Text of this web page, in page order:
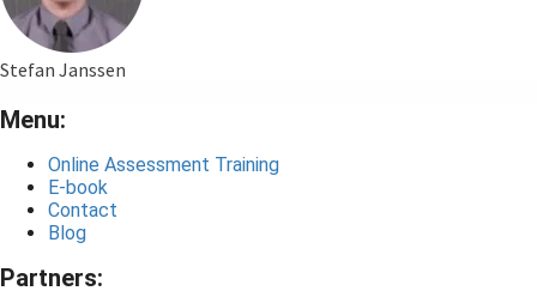
Stefan Janssen
Menu:
Online Assessment Training
E-book
Contact
Blog
Partners: